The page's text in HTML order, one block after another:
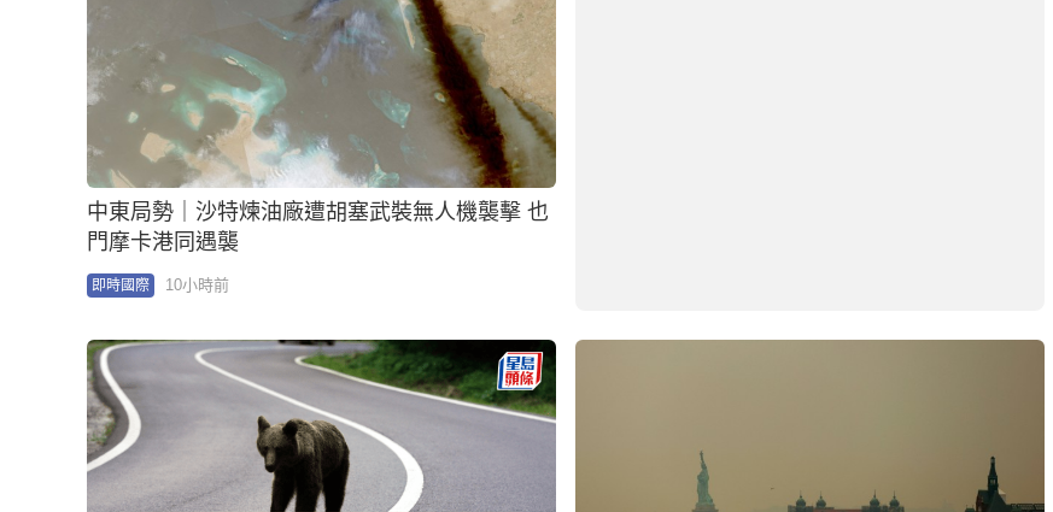
伊朗外長：霍爾木茲海峽新航道協議進入最後階
段 重申美國須先滿足條件
即時國際 11小時前